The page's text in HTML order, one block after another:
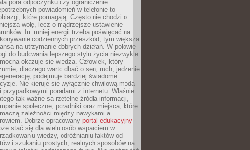
pora odpoczynku czy ograniczenie
powiadomień w telefonie to
które pomagają. Często nie chodzi o
wolę, lecz o mądrzejsze ustawienie
Im mniej energii trzeba poświęcać na
codziennych przeszkód, tym większa
na utrzymanie dobrych działań. W połowie
do budowania lepszego stylu życia niezwykle
okazuje się wiedza. Człowiek, który
dlaczego warto dbać o sen, ruch, jedzenie
podejmuje bardziej świadome
Nie kieruje się wyłącznie chwilową modą
przypadkowymi poradami z internetu. Właśnie
tak ważne są rzetelne źródła informacji,
społeczne, poradniki oraz miejsca, które
zależności między nawykami a
Dobrze opracowany portal edukacyjny
stać się dla wielu osób wsparciem w
wiedzy, odróżnianiu faktów od
i szukaniu prostych, realnych sposobów na